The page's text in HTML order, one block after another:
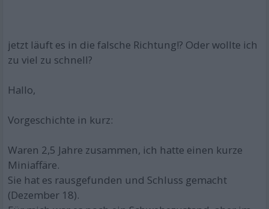
jetzt läuft es in die falsche Richtung!? Oder wollte ich
zu viel zu schnell?
Hallo,
Vorgeschichte in kurz:
Waren 2,5 Jahre zusammen, ich hatte einen kurze
Miniaffäre.
Sie hat es rausgefunden und Schluss gemacht
(Dezember 18).